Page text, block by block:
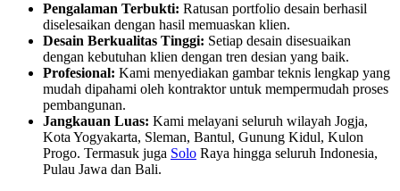
Pengalaman Terbukti: Ratusan portfolio desain berhasil
diselesaikan dengan hasil memuaskan klien.
Desain Berkualitas Tinggi: Setiap desain disesuaikan
dengan kebutuhan klien dengan tren desian yang baik.
Profesional: Kami menyediakan gambar teknis lengkap yang
mudah dipahami oleh kontraktor untuk mempermudah proses
pembangunan.
Jangkauan Luas: Kami melayani seluruh wilayah Jogja,
Kota Yogyakarta, Sleman, Bantul, Gunung Kidul, Kulon
Progo. Termasuk juga Solo Raya hingga seluruh Indonesia,
Pulau Jawa dan Bali.